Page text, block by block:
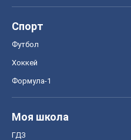
Спорт
Футбол
Хоккей
Формула-1
Моя школа
ГДЗ